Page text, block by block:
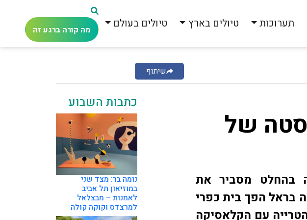
תערוכות טיולים בארץ טיולים בעולם מה קורה ברגע זה
שיתוף
של
בהחלט מסביר את
בראל הפך בית כפרי
עם הקלאסיקה
כתבות השבוע
נומה בר: מצד שני
במוזיאון תל אביב
לאמנות – מבצלאל
למרצדס וקוקה קולה